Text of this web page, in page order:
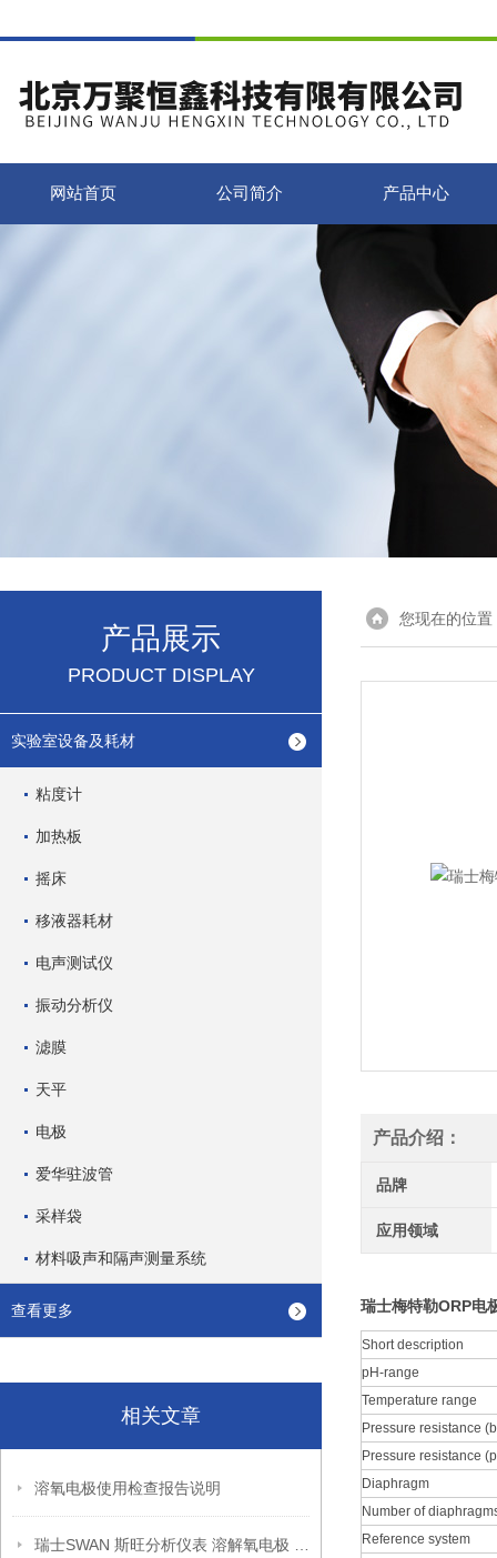
网站首页 公司简介 产品中心
产品展示
PRODUCT DISPLAY
实验室设备及耗材
粘度计
加热板
摇床
移液器耗材
电声测试仪
振动分析仪
滤膜
天平
电极
爱华驻波管
采样袋
材料吸声和隔声测量系统
查看更多
相关文章
溶氧电极使用检查报告说明
您现在的位置
产品介绍：
品牌
应用领域
瑞士梅特勒ORP电
Short description
pH-range
Temperature range
Pressure resistance
Pressure resistance
Diaphragm
Number of
Reference system